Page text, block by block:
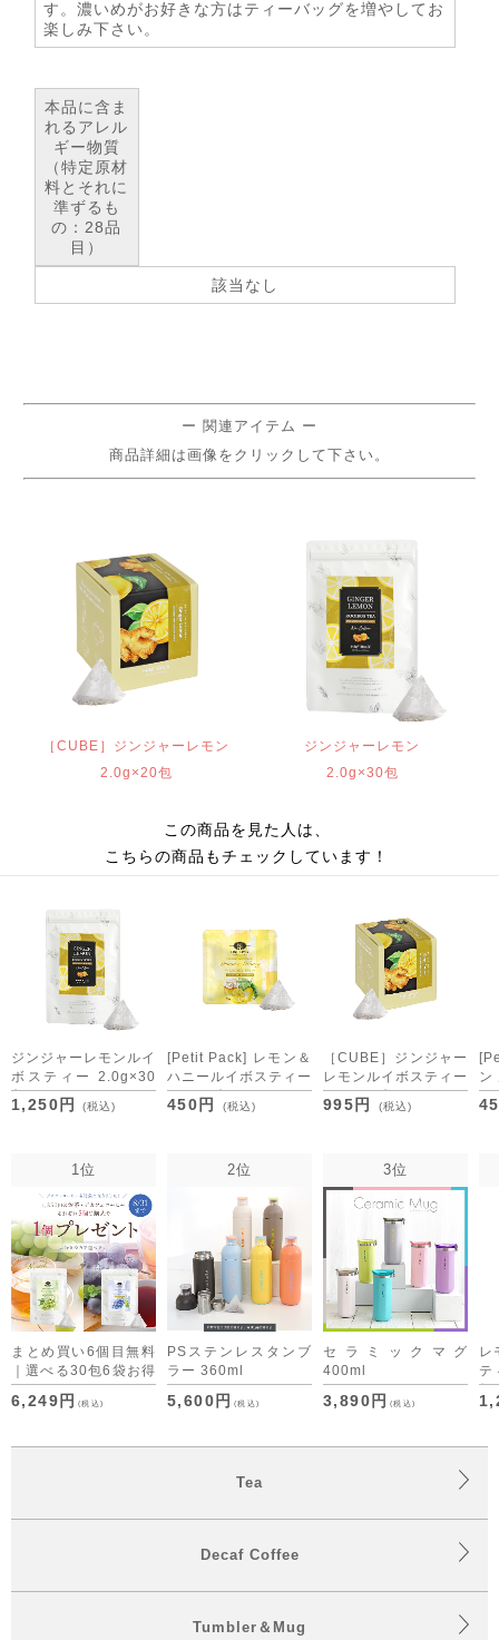
す。濃いめがお好きな方はティーバッグを増やしてお
楽しみ下さい。
本品に含ま
れるアレル
ギー物質
（特定原材
料とそれに
準ずるも
の：28品
目）
該当なし
ー 関連アイテム ー
商品詳細は画像をクリックして下さい。
［CUBE］ジンジャーレモン
2.0g×20包
ジンジャーレモン
2.0g×30包
この商品を見た人は、
こちらの商品もチェックしています！
ジンジャーレモンルイ
ボスティー 2.0g×30
包
[M便 1/3]
1,250円 (税込)
[Petit Pack] レモン＆
ハニールイボスティー
2.5g×5包
[M便 1/10]
450円 (税込)
［CUBE］ジンジャー
レモンルイボスティー
2.0g×20包
995円 (税込)
1位
まとめ買い6個目無料
｜選べる30包6袋お得
セット デカフェコー
ヒーも仲間入り
6,249円 (税込)
2位
PSステンレスタンブ
ラー 360ml
5,600円 (税込)
3位
セラミックマグ
400ml
3,890円 (税込)
レ
テ
便
Tea
Decaf Coffee
Tumbler＆Mug